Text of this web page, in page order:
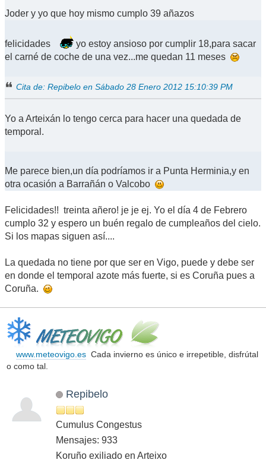
Joder y yo que hoy mismo cumplo 39 añazos
felicidades
yo estoy ansioso por cumplir 18,para sacar
el carné de coche de una vez...me quedan 11 meses
Cita de: Repibelo en Sábado 28 Enero 2012 15:10:39 PM
Yo a Arteixán lo tengo cerca para hacer una quedada de
temporal.
Me parece bien,un día podríamos ir a Punta Herminia,y en
otra ocasión a Barrañán o Valcobo
Felicidades!! treinta añero! je je ej. Yo el día 4 de Febrero
cumplo 32 y espero un buén regalo de cumpleaños del cielo.
Si los mapas siguen así....
La quedada no tiene por que ser en Vigo, puede y debe ser
en donde el temporal azote más fuerte, si es Coruña pues a
Coruña.
www.meteovigo.esCada invierno es único e irrepetible, disfrútal
o como tal.
Repibelo
Cumulus Congestus
Mensajes: 933
Koruño exiliado en Arteixo